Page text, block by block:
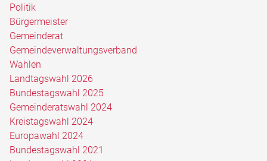
Politik
Bürgermeister
Gemeinderat
Gemeindeverwaltungsverband
Wahlen
Landtagswahl 2026
Bundestagswahl 2025
Gemeinderatswahl 2024
Kreistagswahl 2024
Europawahl 2024
Bundestagswahl 2021